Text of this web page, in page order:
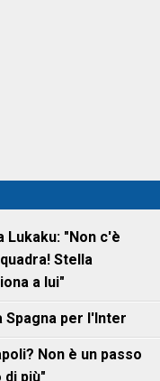
Lukaku: "Non c'è
Stella
a lui"
Spagna per l'Inter
Non è un passo
più"